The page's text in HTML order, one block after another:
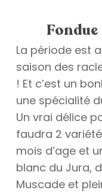
La période est
saison des
! Et c’est un
une spécialité
Un vrai délice
faudra 2
mois d’age et
blanc du Jura,
Muscade et